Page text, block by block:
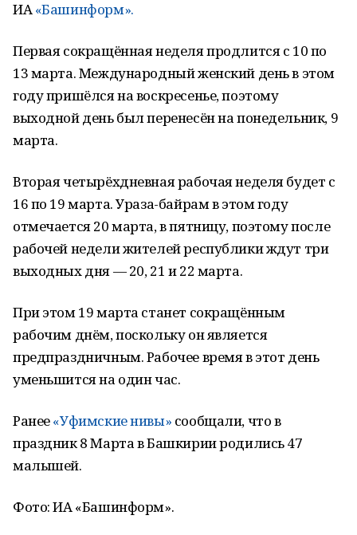
ИА«Башинформ».
Первая сокращённая неделя продлится с 10 по
13 марта. Международный женский день в этом
году пришёлся на воскресенье, поэтому
выходной день был перенесён на понедельник, 9
марта.
Вторая четырёхдневная рабочая неделя будет с
16 по 19 марта. Ураза-байрам в этом году
отмечается 20 марта, в пятницу, поэтому после
рабочей недели жителей республики ждут три
выходных дня — 20, 21 и 22 марта.
При этом 19 марта станет сокращённым
рабочим днём, поскольку он является
предпраздничным. Рабочее время в этот день
уменьшится на один час.
Ранее«Уфимские нивы» сообщали, что в
праздник 8 Марта в Башкирии родились 47
малышей.
Фото: ИА «Башинформ».